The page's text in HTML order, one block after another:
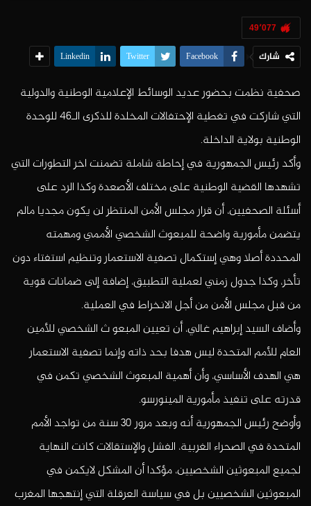
49٬077
شارك Facebook
Twitter
Linkedin
صحفية نظمت بحضور عديد الوسائط الإعلامية الوطنية والدولية
التي شاركت في تغطية الإحتفالات المخلدة للذكرى الـ46 للوحدة
الوطنية بولاية الداخلة.
وأكد رئيس الجمهورية في إحاطة شاملة تضمنت اخر التطورات التي
تشهدها القضية الوطنية على مختلف الأصعدة وكذا الرد على
أسئلة الصحفيين، أن قرار مجلس الأمن المنتظر لن يكون مجديا مالم
يتضمن مأمورية واضحة للمبعوث الشخصي الأممي ومهمته
المحددة أصلا وهي إستكمال تصفية الاستعمار وتنظيم استفتاء دون
تأخر، وكذا جدول زمني لعملية التطبيق، إضافة إلى ضمانات قوية
من قبل مجلس الأمن من أجل الانخراط في العملية.
وأضاف السيد إبراهيم غالي، أن تعيين المبعو ث الشخصي للأمين
العام للأمم المتحدة ليس هدفا بحد ذاته وإنما تصفية الاستعمار
هي الهدف الأساسي، وأن أهمية المبعوث الشخصي تكمن في
قدرته على تنفيذ مأمورية المينورسو.
وأوضح رئيس الجمهورية أنه وبعد مرور 30 سنة من تواجد الأمم
المتحدة في الصحراء الغربية، الفشل والإستقالات كانت النهاية
لجميع المبعوثين الشخصيين، مؤكدا أن المشكل لايكمن في
المبعوثين الشخصيين بل في سياسة العرقلة التي إنتهجها المغرب